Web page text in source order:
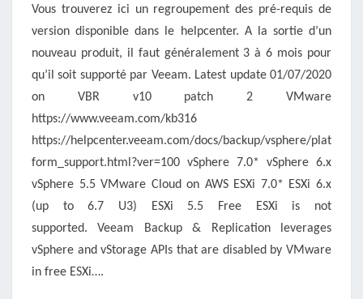
Vous trouverez ici un regroupement des pré-requis de
version disponible dans le helpcenter. A la sortie d’un
nouveau produit, il faut généralement 3 à 6 mois pour
qu’il soit supporté par Veeam. Latest update 01/07/2020
on VBR v10 patch 2 VMware
https://www.veeam.com/kb316
https://helpcenter.veeam.com/docs/backup/vsphere/plat
form_support.html?ver=100 vSphere 7.0* vSphere 6.x
vSphere 5.5 VMware Cloud on AWS ESXi 7.0* ESXi 6.x
(up to 6.7 U3) ESXi 5.5 Free ESXi is not
supported. Veeam Backup & Replication leverages
vSphere and vStorage APIs that are disabled by VMware
in free ESXi….